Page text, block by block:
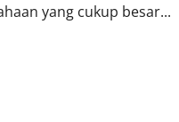
yang cukup besar...